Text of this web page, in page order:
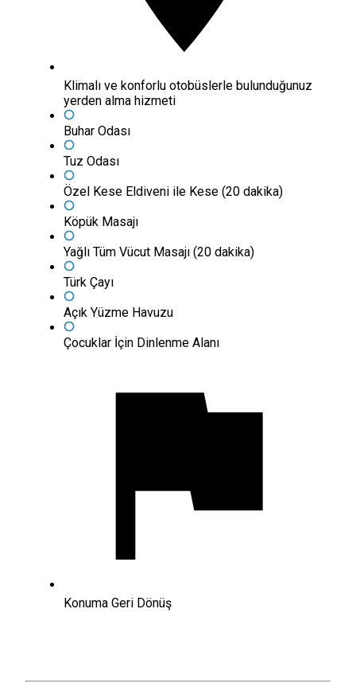
Klimalı ve konforlu otobüslerle bulunduğunuz
yerden alma hizmeti
Buhar Odası
Tuz Odası
Özel Kese Eldiveni ile Kese (20 dakika)
Köpük Masajı
Yağlı Tüm Vücut Masajı (20 dakika)
Türk Çayı
Açık Yüzme Havuzu
Çocuklar İçin Dinlenme Alanı
Konuma Geri Dönüş